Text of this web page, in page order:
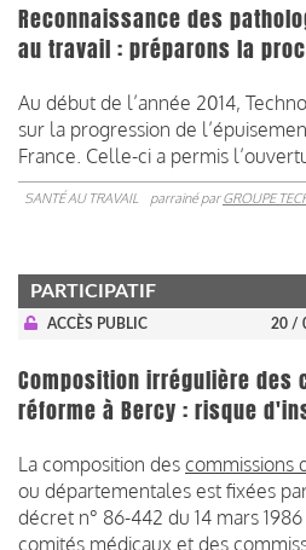
Reconnaissance des
au travail : préparons la
Au début de l’année 2014,
sur la progression de
France. Celle-ci a permis
SANTÉ AU TRAVAIL parrainé parGROUPE
PARTICIPATIF
ACCÈS PUBLIC 20 /
Composition irrégulière des
réforme à Bercy : risque
La composition des commissions
ou départementales est fixées
décret n° 86-442 du 14 mars
comités médicaux et des